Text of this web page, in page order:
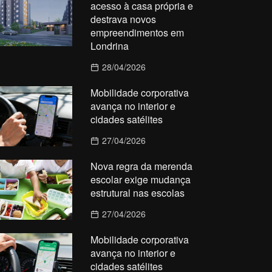
acesso à casa própria e
destrava novos
empreendimentos em
Londrina
28/04/2026
Mobilidade corporativa
avança no interior e
cidades satélites
27/04/2026
Nova regra da merenda
escolar exige mudança
estrutural nas escolas
27/04/2026
Mobilidade corporativa
avança no interior e
cidades satélites